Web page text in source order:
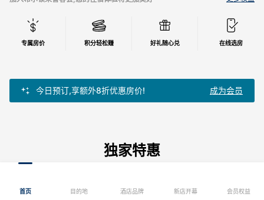
首页 目的地 酒店品牌 新店开幕 会员权益
专属房价 积分轻松赚 好礼随心兑 在线选房
今日预订,享额外8折优惠房价! 成为会员
独家特惠